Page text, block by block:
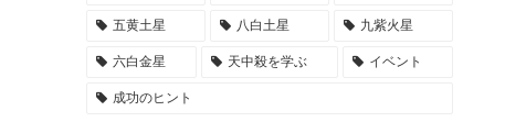
五黄土星 八白土星 九紫火星
六白金星 天中殺を学ぶ イベント
成功のヒント